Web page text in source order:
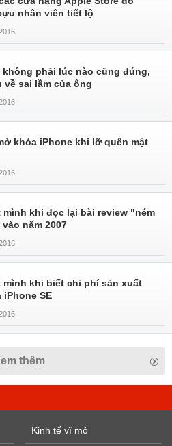
nhân viên tiết lộ
không phải lúc nào cũng đúng,
về sai lầm của ông
khóa iPhone khi lỡ quên mật
mình khi đọc lại bài review "ném
năm 2007
mình khi biết chi phí sản xuất
SE
thêm
Kinh tế vĩ mô